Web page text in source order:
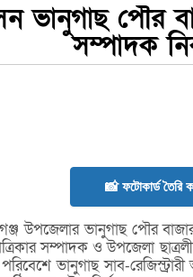
ভানুগাছ পৌর
সম্পাদক
📸 ফটোকার্ড তৈরি
উপজেলার ভানুগাছ পৌর বাজার
সম্পাদক ও উপজেলা
ভানুগাছ সাব-